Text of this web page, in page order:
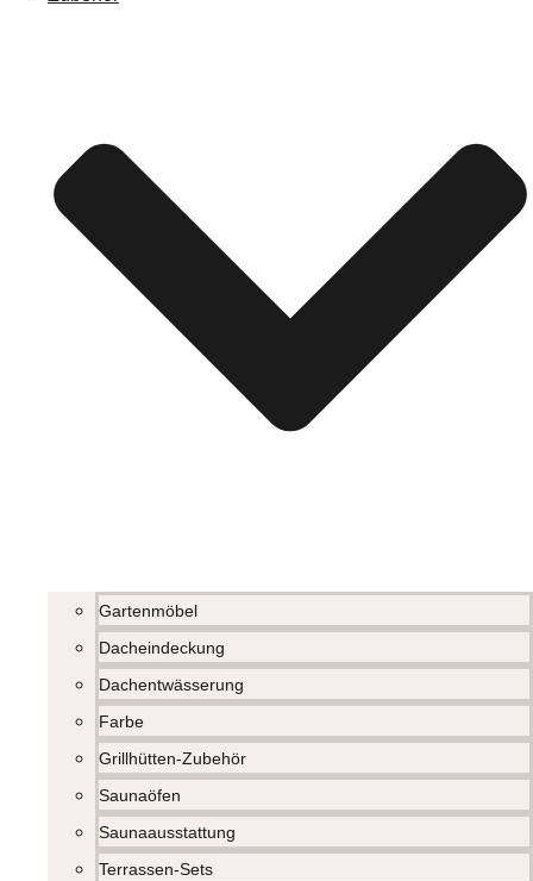
Gartenmöbel
Dacheindeckung
Dachentwässerung
Farbe
Grillhütten-Zubehör
Saunaöfen
Saunaausstattung
Terrassen-Sets